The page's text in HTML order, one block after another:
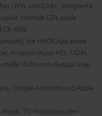
UKW und DAB+, integrierte
normale CDs sowie
RWs
die HEOS App sowie
Amazon Music HD, TIDAL
Multiroom-Setups über
Google Assistant und Apple
TV-Anschluss über